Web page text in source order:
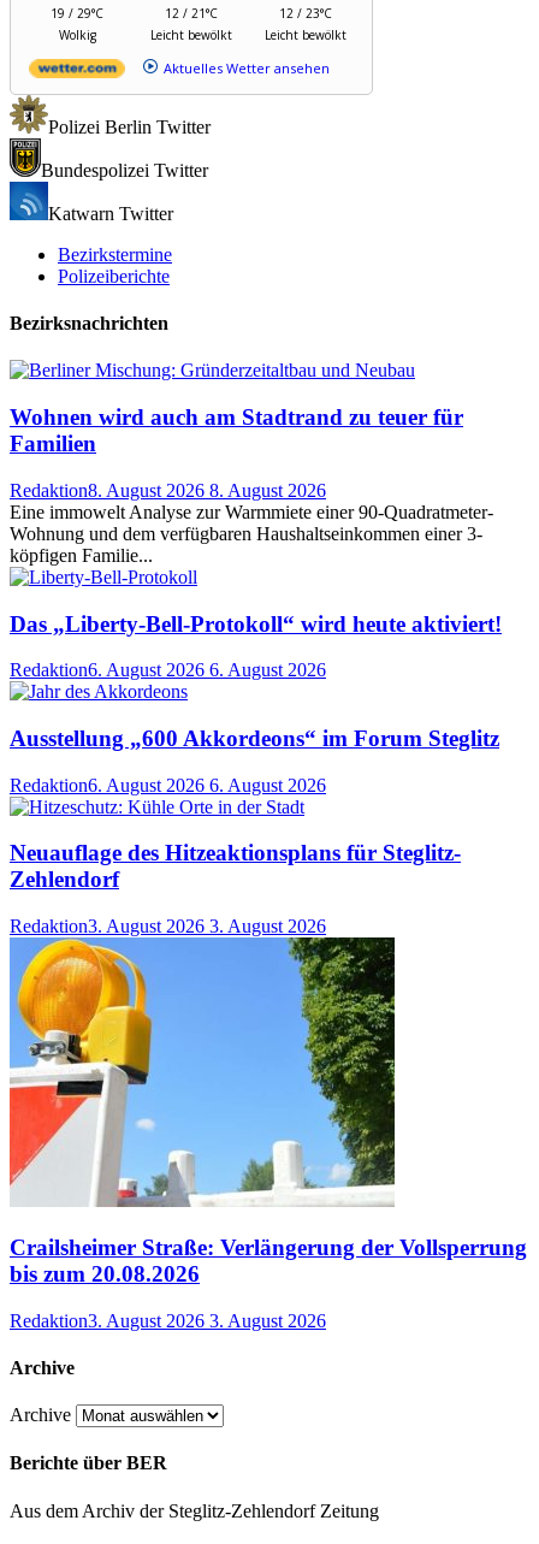
19 / 29°C
Wolkig
12 / 21°C
Leicht bewölkt
12 / 23°C
Leicht bewölkt
Aktuelles Wetter ansehen
Polizei Berlin Twitter
Bundespolizei Twitter
Katwarn Twitter
Bezirkstermine
Polizeiberichte
Bezirksnachrichten
Wohnen wird auch am Stadtrand zu teuer für
Familien
Redaktion8. August 2026 8. August 2026
Eine immowelt Analyse zur Warmmiete einer 90-Quadratmeter-
Wohnung und dem verfügbaren Haushaltseinkommen einer 3-
köpfigen Familie...
Das „Liberty-Bell-Protokoll“ wird heute aktiviert!
Redaktion6. August 2026 6. August 2026
Ausstellung „600 Akkordeons“ im Forum Steglitz
Redaktion6. August 2026 6. August 2026
Neuauflage des Hitzeaktionsplans für Steglitz-
Zehlendorf
Redaktion3. August 2026 3. August 2026
Crailsheimer Straße: Verlängerung der Vollsperrung
bis zum 20.08.2026
Redaktion3. August 2026 3. August 2026
Archive
Archive
Berichte über BER
Aus dem Archiv der Steglitz-Zehlendorf Zeitung